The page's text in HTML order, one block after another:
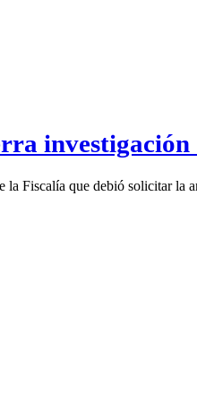
la Fiscalía que debió solicitar